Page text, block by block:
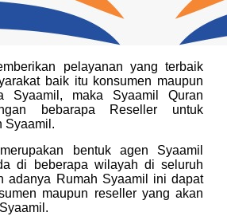
pelayanan yang terbaik
baik itu konsumen maupun
Syaamil, maka Syaamil Quran
bebarapa Reseller untuk
Syaamil.
bentuk agen Syaamil
di beberapa wilayah di seluruh
adanya Rumah Syaamil ini dapat
maupun reseller yang akan